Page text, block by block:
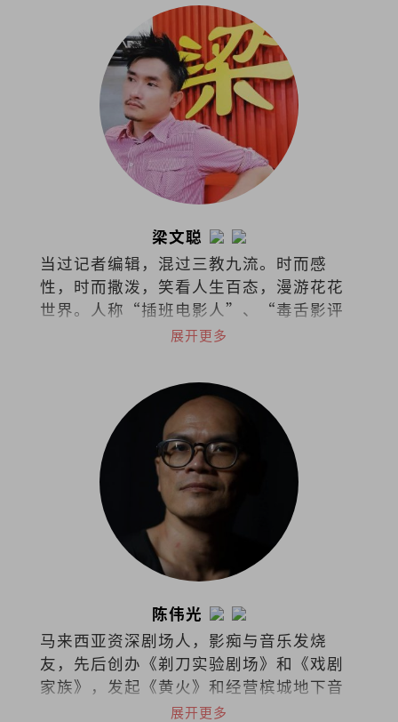
梁文聪
当过记者编辑，混过三教九流。时而感
性，时而撒泼，笑看人生百态，漫游花花
世界。人称“插班电影人”、“毒舌影评
展开更多
陈伟光
马来西亚资深剧场人，影痴与音乐发烧
友，先后创办《剃刀实验剧场》和《戏剧
家族》，发起《黄火》和经营槟城地下音
乐基地Soundmaker。曾任职槟城光明日
展开更多